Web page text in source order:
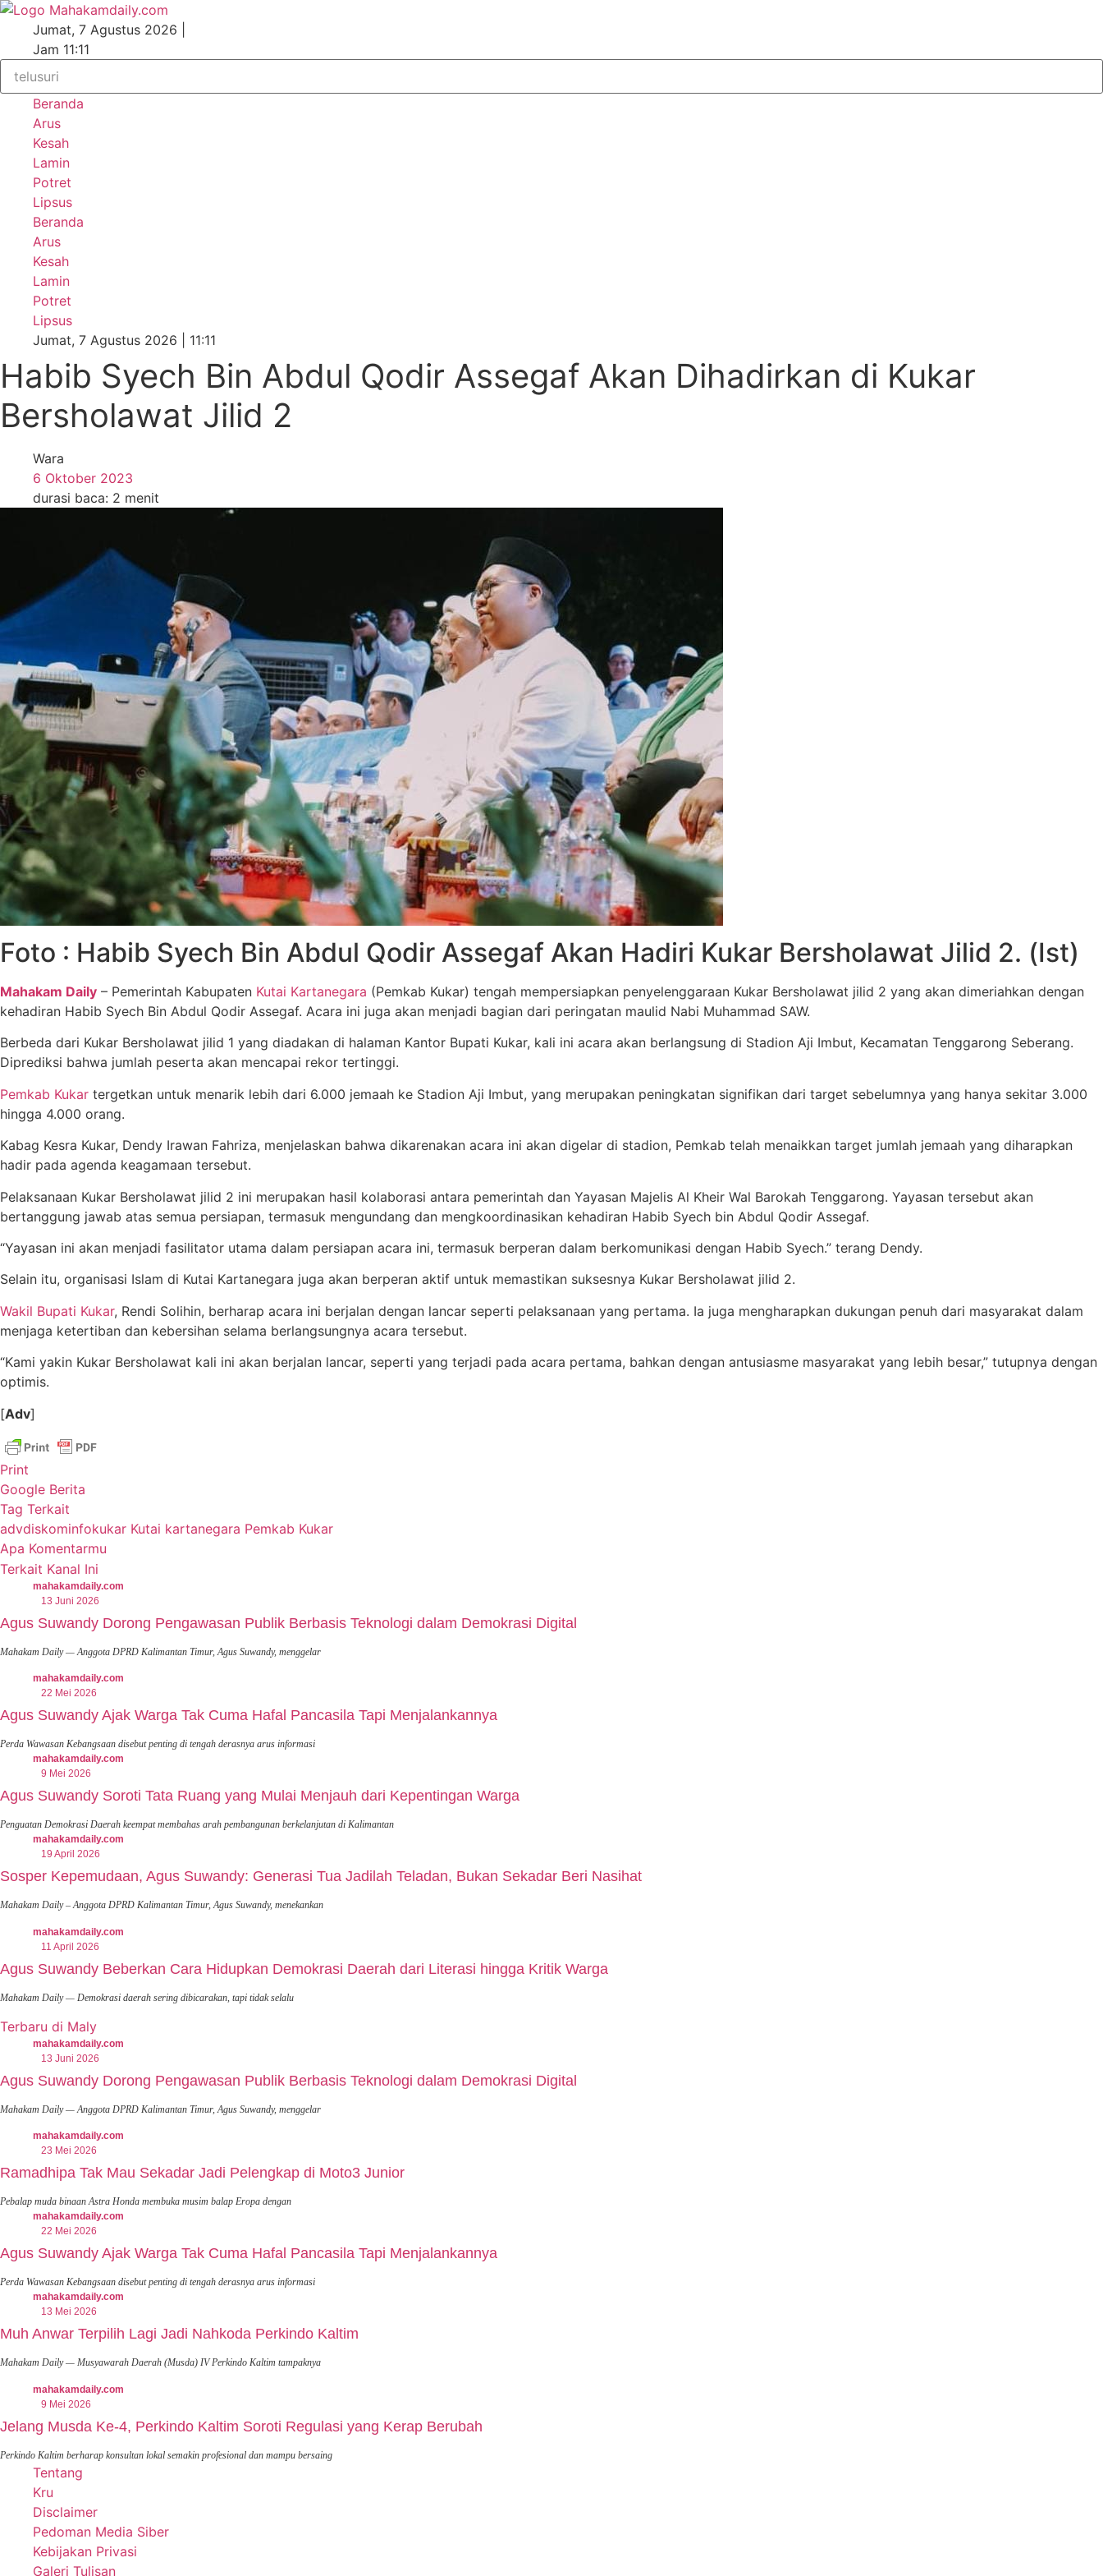
Lewati
konten
Jumat, 7 Agustus 2026 |
Jam 11:11
Beranda
Arus
Kesah
Lamin
Potret
Lipsus
Beranda
Arus
Kesah
Lamin
Potret
Lipsus
Jumat, 7 Agustus 2026 | 11:11
Habib Syech Bin Abdul Qodir Assegaf Akan Dihadirkan di Kukar
Bersholawat Jilid 2
Wara
6 Oktober 2023
durasi baca: 2 menit
Foto : Habib Syech Bin Abdul Qodir Assegaf Akan Hadiri Kukar Bersholawat Jilid 2. (Ist)
Mahakam Daily – Pemerintah Kabupaten Kutai Kartanegara (Pemkab Kukar) tengah mempersiapkan penyelenggaraan Kukar Bersholawat jilid 2 yang akan dimeriahkan dengan
kehadiran Habib Syech Bin Abdul Qodir Assegaf. Acara ini juga akan menjadi bagian dari peringatan maulid Nabi Muhammad SAW.
Berbeda dari Kukar Bersholawat jilid 1 yang diadakan di halaman Kantor Bupati Kukar, kali ini acara akan berlangsung di Stadion Aji Imbut, Kecamatan Tenggarong Seberang.
Diprediksi bahwa jumlah peserta akan mencapai rekor tertinggi.
Pemkab Kukar tergetkan untuk menarik lebih dari 6.000 jemaah ke Stadion Aji Imbut, yang merupakan peningkatan signifikan dari target sebelumnya yang hanya sekitar 3.000
hingga 4.000 orang.
Kabag Kesra Kukar, Dendy Irawan Fahriza, menjelaskan bahwa dikarenakan acara ini akan digelar di stadion, Pemkab telah menaikkan target jumlah jemaah yang diharapkan
hadir pada agenda keagamaan tersebut.
Pelaksanaan Kukar Bersholawat jilid 2 ini merupakan hasil kolaborasi antara pemerintah dan Yayasan Majelis Al Kheir Wal Barokah Tenggarong. Yayasan tersebut akan
bertanggung jawab atas semua persiapan, termasuk mengundang dan mengkoordinasikan kehadiran Habib Syech bin Abdul Qodir Assegaf.
“Yayasan ini akan menjadi fasilitator utama dalam persiapan acara ini, termasuk berperan dalam berkomunikasi dengan Habib Syech.” terang Dendy.
Selain itu, organisasi Islam di Kutai Kartanegara juga akan berperan aktif untuk memastikan suksesnya Kukar Bersholawat jilid 2.
Wakil Bupati Kukar, Rendi Solihin, berharap acara ini berjalan dengan lancar seperti pelaksanaan yang pertama. Ia juga mengharapkan dukungan penuh dari masyarakat dalam
menjaga ketertiban dan kebersihan selama berlangsungnya acara tersebut.
“Kami yakin Kukar Bersholawat kali ini akan berjalan lancar, seperti yang terjadi pada acara pertama, bahkan dengan antusiasme masyarakat yang lebih besar,” tutupnya dengan
optimis.
[Adv]
Print
Google Berita
Tag Terkait
advdiskominfokukar Kutai kartanegara Pemkab Kukar
Apa Komentarmu
Terkait Kanal Ini
mahakamdaily.com
13 Juni 2026
Agus Suwandy Dorong Pengawasan Publik Berbasis Teknologi dalam Demokrasi Digital
Mahakam Daily — Anggota DPRD Kalimantan Timur, Agus Suwandy, menggelar
mahakamdaily.com
22 Mei 2026
Agus Suwandy Ajak Warga Tak Cuma Hafal Pancasila Tapi Menjalankannya
Perda Wawasan Kebangsaan disebut penting di tengah derasnya arus informasi
mahakamdaily.com
9 Mei 2026
Agus Suwandy Soroti Tata Ruang yang Mulai Menjauh dari Kepentingan Warga
Penguatan Demokrasi Daerah keempat membahas arah pembangunan berkelanjutan di Kalimantan
mahakamdaily.com
19 April 2026
Sosper Kepemudaan, Agus Suwandy: Generasi Tua Jadilah Teladan, Bukan Sekadar Beri Nasihat
Mahakam Daily – Anggota DPRD Kalimantan Timur, Agus Suwandy, menekankan
mahakamdaily.com
11 April 2026
Agus Suwandy Beberkan Cara Hidupkan Demokrasi Daerah dari Literasi hingga Kritik Warga
Mahakam Daily — Demokrasi daerah sering dibicarakan, tapi tidak selalu
Terbaru di Maly
mahakamdaily.com
13 Juni 2026
Agus Suwandy Dorong Pengawasan Publik Berbasis Teknologi dalam Demokrasi Digital
Mahakam Daily — Anggota DPRD Kalimantan Timur, Agus Suwandy, menggelar
mahakamdaily.com
23 Mei 2026
Ramadhipa Tak Mau Sekadar Jadi Pelengkap di Moto3 Junior
Pebalap muda binaan Astra Honda membuka musim balap Eropa dengan
mahakamdaily.com
22 Mei 2026
Agus Suwandy Ajak Warga Tak Cuma Hafal Pancasila Tapi Menjalankannya
Perda Wawasan Kebangsaan disebut penting di tengah derasnya arus informasi
mahakamdaily.com
13 Mei 2026
Muh Anwar Terpilih Lagi Jadi Nahkoda Perkindo Kaltim
Mahakam Daily — Musyawarah Daerah (Musda) IV Perkindo Kaltim tampaknya
mahakamdaily.com
9 Mei 2026
Jelang Musda Ke-4, Perkindo Kaltim Soroti Regulasi yang Kerap Berubah
Perkindo Kaltim berharap konsultan lokal semakin profesional dan mampu bersaing
Tentang
Kru
Disclaimer
Pedoman Media Siber
Kebijakan Privasi
Galeri Tulisan